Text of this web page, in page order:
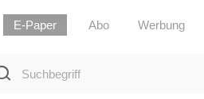
E-Paper Abo Werbung